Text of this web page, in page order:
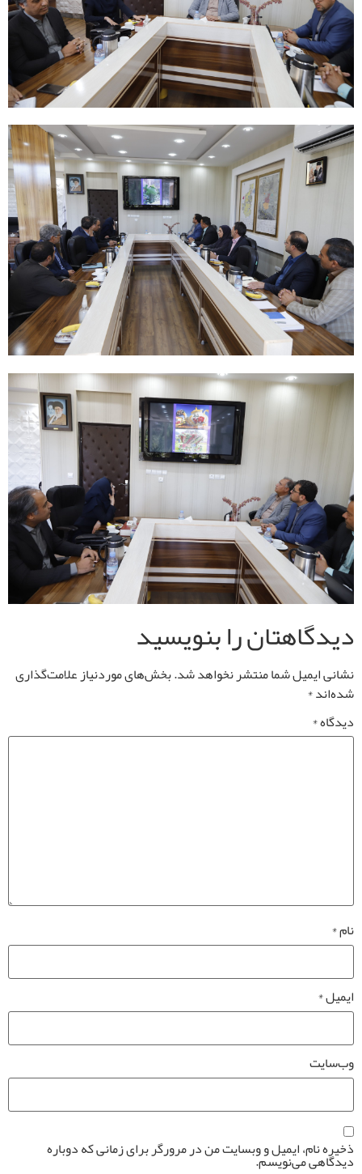
دیدگاهتان را بنویسید
نشانی ایمیل شما منتشر نخواهد شد.بخش‌های موردنیاز علامت‌گذاری
شده‌اند*
دیدگاه*
نام*
ایمیل*
وب‌سایت
ذخیره نام، ایمیل و وبسایت من در مرورگر برای زمانی که دوباره
دیدگاهی می‌نویسم.